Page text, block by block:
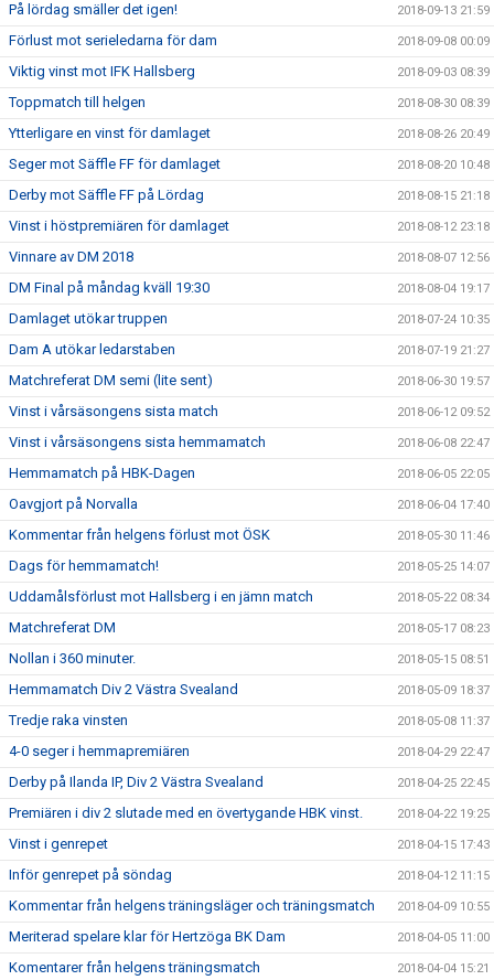
På lördag smäller det igen! 2018-09-13 21:59
Förlust mot serieledarna för dam 2018-09-08 00:09
Viktig vinst mot IFK Hallsberg 2018-09-03 08:39
Toppmatch till helgen 2018-08-30 08:39
Ytterligare en vinst för damlaget 2018-08-26 20:49
Seger mot Säffle FF för damlaget 2018-08-20 10:48
Derby mot Säffle FF på Lördag 2018-08-15 21:18
Vinst i höstpremiären för damlaget 2018-08-12 23:18
Vinnare av DM 2018 2018-08-07 12:56
DM Final på måndag kväll 19:30 2018-08-04 19:17
Damlaget utökar truppen 2018-07-24 10:35
Dam A utökar ledarstaben 2018-07-19 21:27
Matchreferat DM semi (lite sent) 2018-06-30 19:57
Vinst i vårsäsongens sista match 2018-06-12 09:52
Vinst i vårsäsongens sista hemmamatch 2018-06-08 22:47
Hemmamatch på HBK-Dagen 2018-06-05 22:05
Oavgjort på Norvalla 2018-06-04 17:40
Kommentar från helgens förlust mot ÖSK 2018-05-30 11:46
Dags för hemmamatch! 2018-05-25 14:07
Uddamålsförlust mot Hallsberg i en jämn match 2018-05-22 08:34
Matchreferat DM 2018-05-17 08:23
Nollan i 360 minuter. 2018-05-15 08:51
Hemmamatch Div 2 Västra Svealand 2018-05-09 18:37
Tredje raka vinsten 2018-05-08 11:37
4-0 seger i hemmapremiären 2018-04-29 22:47
Derby på Ilanda IP, Div 2 Västra Svealand 2018-04-25 22:45
Premiären i div 2 slutade med en övertygande HBK vinst. 2018-04-22 19:25
Vinst i genrepet 2018-04-15 17:43
Inför genrepet på söndag 2018-04-12 11:15
Kommentar från helgens träningsläger och träningsmatch 2018-04-09 10:55
Meriterad spelare klar för Hertzöga BK Dam 2018-04-05 11:00
Komentarer från helgens träningsmatch 2018-04-04 15:21